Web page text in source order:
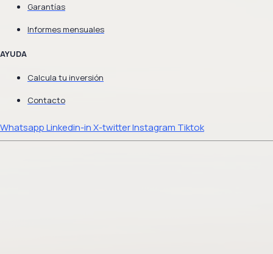
Garantías
Informes mensuales
AYUDA
Calcula tu inversión
Contacto
WhatsappLinkedin-inX-twitterInstagram Tiktok